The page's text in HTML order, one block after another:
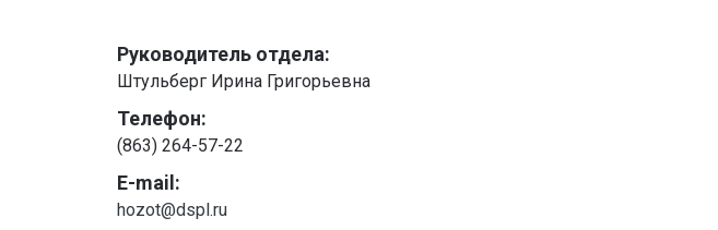
Руководитель отдела:
Штульберг Ирина Григорьевна
Телефон:
(863) 264-57-22
E-mail:
hozot@dspl.ru